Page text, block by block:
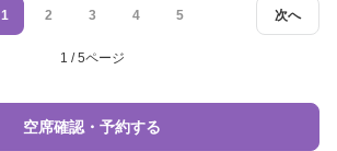
次へ
1 2 3 4 5
1 / 5ページ
空席確認・予約する